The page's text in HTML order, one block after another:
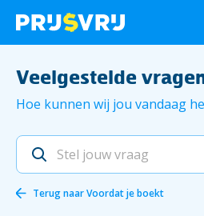
Veelgestelde
Hoe kunnen wij jou vandaag
Terug naarVoordat je boekt